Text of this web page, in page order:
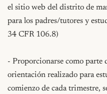
el sitio web del distrito de
para los padres/tutores y
34 CFR 106.8)
- Proporcionarse como parte
orientación realizado para
comienzo de cada trimestre,